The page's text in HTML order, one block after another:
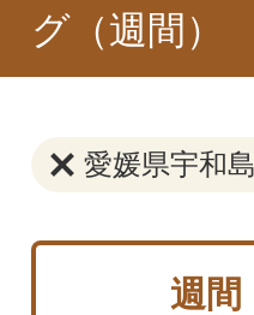
グ（週間）
愛媛県宇和
週間